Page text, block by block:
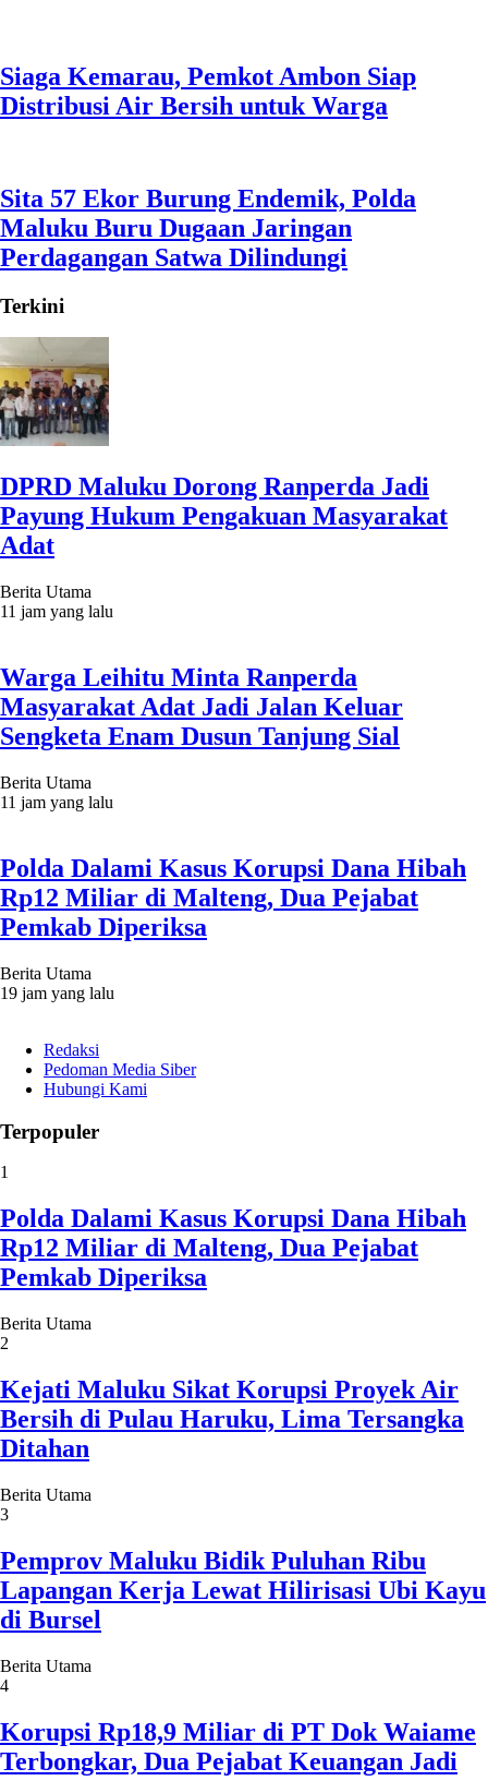
Siaga Kemarau, Pemkot Ambon Siap
Distribusi Air Bersih untuk Warga
Sita 57 Ekor Burung Endemik, Polda
Maluku Buru Dugaan Jaringan
Perdagangan Satwa Dilindungi
Terkini
DPRD Maluku Dorong Ranperda Jadi
Payung Hukum Pengakuan Masyarakat
Adat
Berita Utama
11 jam yang lalu
Warga Leihitu Minta Ranperda
Masyarakat Adat Jadi Jalan Keluar
Sengketa Enam Dusun Tanjung Sial
Berita Utama
11 jam yang lalu
Polda Dalami Kasus Korupsi Dana Hibah
Rp12 Miliar di Malteng, Dua Pejabat
Pemkab Diperiksa
Berita Utama
19 jam yang lalu
Redaksi
Pedoman Media Siber
Hubungi Kami
Terpopuler
1
Polda Dalami Kasus Korupsi Dana Hibah
Rp12 Miliar di Malteng, Dua Pejabat
Pemkab Diperiksa
Berita Utama
2
Kejati Maluku Sikat Korupsi Proyek Air
Bersih di Pulau Haruku, Lima Tersangka
Ditahan
Berita Utama
3
Pemprov Maluku Bidik Puluhan Ribu
Lapangan Kerja Lewat Hilirisasi Ubi Kayu
di Bursel
Berita Utama
4
Korupsi Rp18,9 Miliar di PT Dok Waiame
Terbongkar, Dua Pejabat Keuangan Jadi